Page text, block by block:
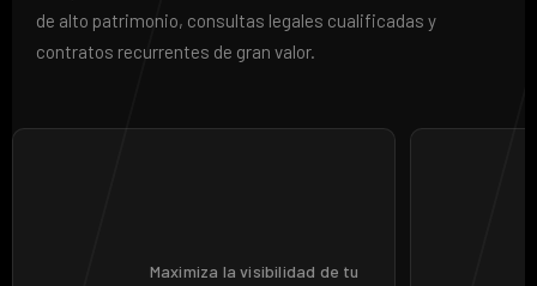
de alto patrimonio, consultas legales cualificadas y
contratos recurrentes de gran valor.
Maximiza la visibilidad de tu